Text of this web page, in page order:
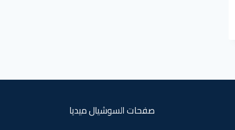
صفحات السوشيال ميديا